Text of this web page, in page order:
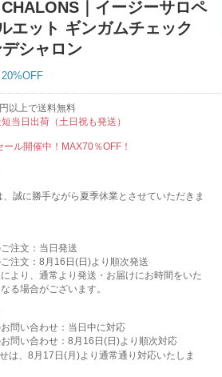
｜イージーサロペ
エット ギンガムチェック
シャロン
20%OFF
以上で送料無料
当日出荷（土日祝も発送）
ル開催中！MAX70％OFF！
誠に勝手ながら夏季休業とさせていただきま
注文：当日発送
注文：8月16日(日)より順次発送
より、通常より発送・お届けにお時間をいた
る場合がございます。
問い合わせ：当日中に対応
問い合わせ：8月16日(日)より順次対応
は、8月17日(月)より通常通り対応いたしま